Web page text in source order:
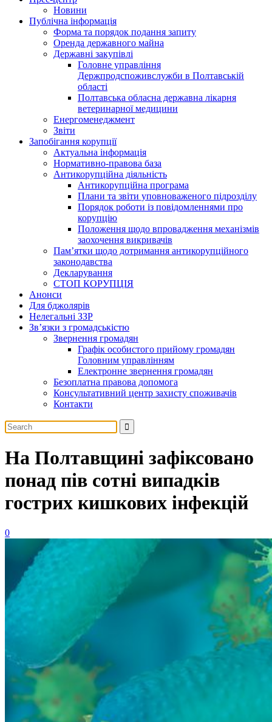
Новини
Публічна інформація
Форма та порядок подання запиту
Оренда державного майна
Державні закупівлі
Головне управління
Держпродспоживслужби в Полтавській
області
Полтавська обласна державна лікарня
ветеринарної медицини
Енергоменеджмент
Звіти
Запобігання корупції
Актуальна інформація
Нормативно-правова база
Антикорупційна діяльність
Антикорупційна програма
Плани та звіти уповноваженого підрозділу
Порядок роботи із повідомленнями про
корупцію
Положення щодо впровадження механізмів
заохочення викривачів
Пам’ятки щодо дотримання антикорупційного
законодавства
Декларування
СТОП КОРУПЦІЯ
Анонси
Для бджолярів
Нелегальні ЗЗР
Зв’язки з громадськістю
Звернення громадян
Графік особистого прийому громадян
Головним управлінням
Електронне звернення громадян
Безоплатна правова допомога
Консультативний центр захисту споживачів
Контакти
На Полтавщині зафіксовано
понад пів сотні випадків
гострих кишкових інфекцій
0